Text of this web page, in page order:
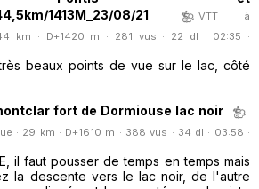
1413M_23/08/21
VTT à
km · D+1420 m · 281 vus · 22 dl · 02:35 ·
beaux points de vue sur le lac, côté
fort de Dormiouse lac noir
· 29 km · D+1610 m · 388 vus · 34 dl · 03:58 ·
il faut pousser de temps en temps mais
la descente vers le lac noir, de l'autre